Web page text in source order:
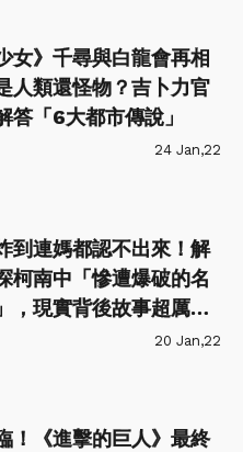
女》千尋與白龍會再相
人類還怪物？吉卜力官
答「6大都市傳說」
24 Jan,22
到連媽都認不出來！解
柯南中「慘遭爆破的名
，現實背後故事超厲
20 Jan,22
！《進擊的巨人》最終